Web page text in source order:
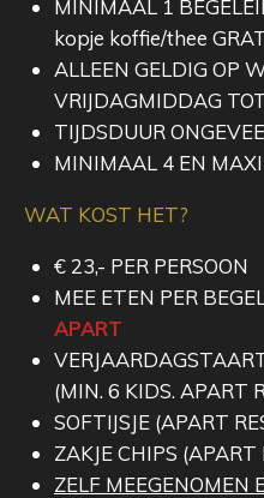
MINIMAAL 1
kopje koffie/thee
ALLEEN GELDIG OP
VRIJDAGMIDDAG
TIJDSDUUR
MINIMAAL 4 EN
WAT KOST HET?
€ 23,- PER PERSOON
MEE ETEN PER
APART
(MIN. 6 KIDS. APART
SOFTIJSJE (APART
ZAKJE CHIPS (APART
ZELF MEEGENOMEN